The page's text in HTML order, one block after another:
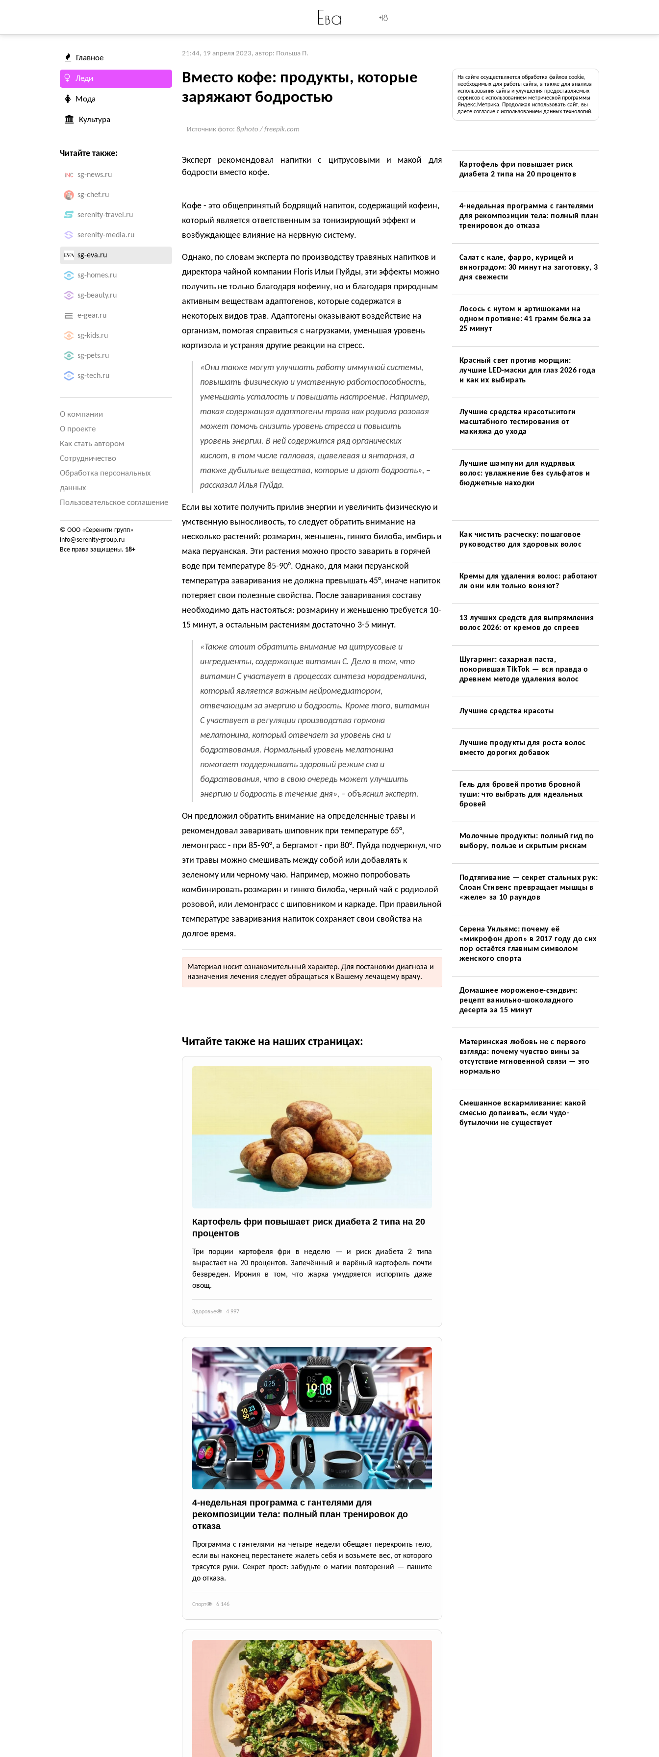
Ева +18
Главное
Леди
Мода
Культура
Читайте также:
sg-news.ru
sg-chef.ru
serenity-travel.ru
serenity-media.ru
sg-eva.ru
sg-homes.ru
sg-beauty.ru
e-gear.ru
sg-kids.ru
sg-pets.ru
sg-tech.ru
О компании
О проекте
Как стать автором
Сотрудничество
Обработка персональных
данных
Пользовательское соглашение
© ООО «Серенити групп»
info@serenity-group.ru
Все права защищены. 18+
21:44, 19 апреля 2023, автор: Польша П.
Вместо кофе: продукты, которые
заряжают бодростью
Источник фото: 8photo / freepik.com
Эксперт рекомендовал напитки с цитрусовыми и макой для
бодрости вместо кофе.
Кофе - это общепринятый бодрящий напиток, содержащий кофеин,
который является ответственным за тонизирующий эффект и
возбуждающее влияние на нервную систему.
Однако, по словам эксперта по производству травяных напитков и
директора чайной компании Floris Ильи Пуйды, эти эффекты можно
получить не только благодаря кофеину, но и благодаря природным
активным веществам адаптогенов, которые содержатся в
некоторых видов трав. Адаптогены оказывают воздействие на
организм, помогая справиться с нагрузками, уменьшая уровень
кортизола и устраняя другие реакции на стресс.
«Они также могут улучшать работу иммунной системы,
повышать физическую и умственную работоспособность,
уменьшать усталость и повышать настроение. Например,
такая содержащая адаптогены трава как родиола розовая
может помочь снизить уровень стресса и повысить
уровень энергии. В ней содержится ряд органических
кислот, в том числе галловая, щавелевая и янтарная, а
также дубильные вещества, которые и дают бодрость», –
рассказал Илья Пуйда.
Если вы хотите получить прилив энергии и увеличить физическую и
умственную выносливость, то следует обратить внимание на
несколько растений: розмарин, женьшень, гинкго билоба, имбирь и
мака перуанская. Эти растения можно просто заварить в горячей
воде при температуре 85-90°. Однако, для маки перуанской
температура заваривания не должна превышать 45°, иначе напиток
потеряет свои полезные свойства. После заваривания составу
необходимо дать настояться: розмарину и женьшеню требуется 10-
15 минут, а остальным растениям достаточно 3-5 минут.
«Также стоит обратить внимание на цитрусовые и
ингредиенты, содержащие витамин С. Дело в том, что
витамин C участвует в процессах синтеза норадреналина,
который является важным нейромедиатором,
отвечающим за энергию и бодрость. Кроме того, витамин
C участвует в регуляции производства гормона
мелатонина, который отвечает за уровень сна и
бодрствования. Нормальный уровень мелатонина
помогает поддерживать здоровый режим сна и
бодрствования, что в свою очередь может улучшить
энергию и бодрость в течение дня», – объяснил эксперт.
Он предложил обратить внимание на определенные травы и
рекомендовал заваривать шиповник при температуре 65°,
лемонграсс - при 85-90°, а бергамот - при 80°. Пуйда подчеркнул, что
эти травы можно смешивать между собой или добавлять к
зеленому или черному чаю. Например, можно попробовать
комбинировать розмарин и гинкго билоба, черный чай с родиолой
розовой, или лемонграсс с шиповником и каркаде. При правильной
температуре заваривания напиток сохраняет свои свойства на
долгое время.
Материал носит ознакомительный характер. Для постановки диагноза и
назначения лечения следует обращаться к Вашему лечащему врачу.
Читайте также на наших страницах:
Картофель фри повышает риск диабета 2 типа на 20
процентов
Три порции картофеля фри в неделю — и риск диабета 2 типа
вырастает на 20 процентов. Запечённый и варёный картофель почти
безвреден. Ирония в том, что жарка умудряется испортить даже
овощ.
Здоровье 4 997
4-недельная программа с гантелями для
рекомпозиции тела: полный план тренировок до
отказа
Программа с гантелями на четыре недели обещает перекроить тело,
если вы наконец перестанете жалеть себя и возьмете вес, от которого
трясутся руки. Секрет прост: забудьте о магии повторений — пашите
до отказа.
Спорт 6 146
На сайте осуществляется обработка файлов cookie,
необходимых для работы сайта, а также для анализа
использования сайта и улучшения предоставляемых
сервисов с использованием метрической программы
Яндекс.Метрика. Продолжая использовать сайт, вы
даете согласие с использованием данных технологий.
Картофель фри повышает риск
диабета 2 типа на 20 процентов
4-недельная программа с гантелями
для рекомпозиции тела: полный план
тренировок до отказа
Салат с кале, фарро, курицей и
виноградом: 30 минут на заготовку, 3
дня свежести
Лосось с нутом и артишоками на
одном противне: 41 грамм белка за
25 минут
Красный свет против морщин:
лучшие LED-маски для глаз 2026 года
и как их выбирать
Лучшие средства красоты:итоги
масштабного тестирования от
макияжа до ухода
Лучшие шампуни для кудрявых
волос: увлажнение без сульфатов и
бюджетные находки
Как чистить расческу: пошаговое
руководство для здоровых волос
Кремы для удаления волос: работают
ли они или только воняют?
13 лучших средств для выпрямления
волос 2026: от кремов до спреев
Шугаринг: сахарная паста,
покорившая TikTok — вся правда о
древнем методе удаления волос
Лучшие средства красоты
Лучшие продукты для роста волос
вместо дорогих добавок
Гель для бровей против бровной
туши: что выбрать для идеальных
бровей
Молочные продукты: полный гид по
выбору, пользе и скрытым рискам
Подтягивание — секрет стальных рук:
Слоан Стивенс превращает мышцы в
«желе» за 10 раундов
Серена Уильямс: почему её
«микрофон дроп» в 2017 году до сих
пор остаётся главным символом
женского спорта
Домашнее мороженое-сэндвич:
рецепт ванильно-шоколадного
десерта за 15 минут
Материнская любовь не с первого
взгляда: почему чувство вины за
отсутствие мгновенной связи — это
нормально
Смешанное вскармливание: какой
смесью допаивать, если чудо-
бутылочки не существует